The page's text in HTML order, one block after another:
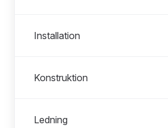
Installation
Konstruktion
Ledning